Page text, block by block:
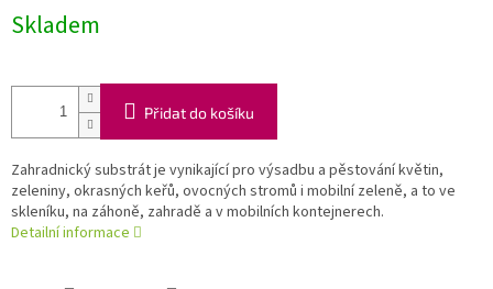
cena:
Skladem
Přidat do košíku
Zahradnický substrát je vynikající pro výsadbu a pěstování květin,
zeleniny, okrasných keřů, ovocných stromů i mobilní zeleně, a to ve
skleníku, na záhoně, zahradě a v mobilních kontejnerech.
Detailní informace